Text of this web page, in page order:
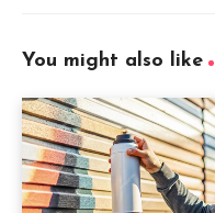
You might also like